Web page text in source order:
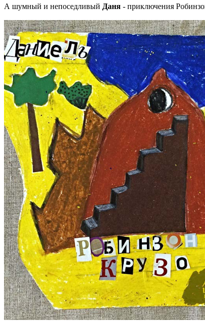
А шумный и непоседливый Даня - приключения